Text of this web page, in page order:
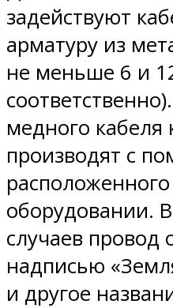
задействуют
арматуру из
не меньше 6 и
медного кабеля
производят с
оборудовании.
случаев провод
надписью
и другое